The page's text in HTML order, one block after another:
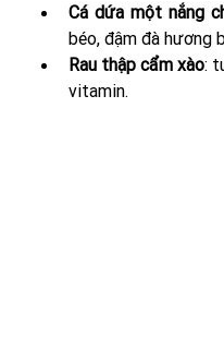
Cá dứa một nắng
béo, đậm đà hương
Rau thập cẩm xào:
vitamin.